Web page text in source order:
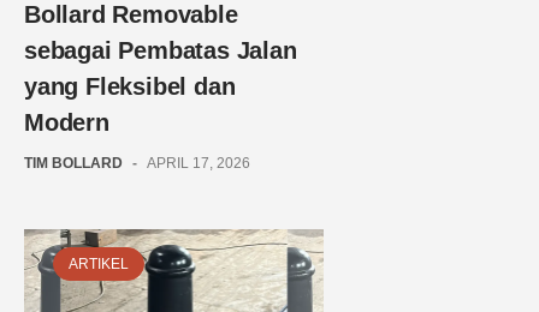
Bollard Removable
sebagai Pembatas Jalan
yang Fleksibel dan
Modern
TIM BOLLARD - APRIL 17, 2026
ARTIKEL